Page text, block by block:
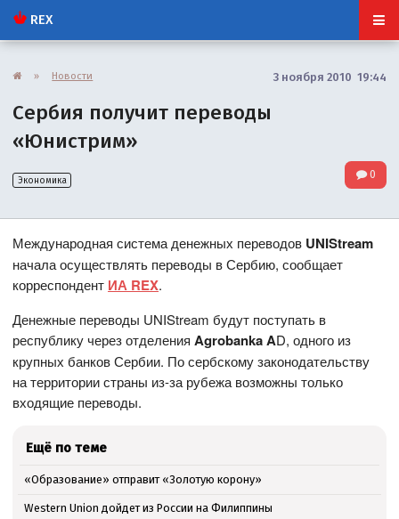
REX
» Новости 3 ноября 2010 19:44
Сербия получит переводы
«Юнистрим»
Экономика 0
Международная система денежных переводов UNIStream
начала осуществлять переводы в Сербию, сообщает
корреспондент ИА REX.
Денежные переводы UNIStream будут поступать в
республику через отделенияAgrobanka AD, одного из
крупных банков Сербии. По сербскому законодательству
на территории страны из-за рубежа возможны только
входящие переводы.
Ещё по теме
«Образование» отправит «Золотую корону»
Western Union дойдет из России на Филиппины